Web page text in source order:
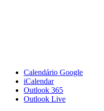
Calendário Google
iCalendar
Outlook 365
Outlook Live